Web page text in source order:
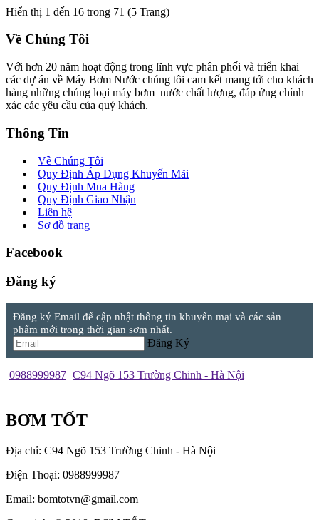
Hiển thị 1 đến 16 trong 71 (5 Trang)
Về Chúng Tôi
Với hơn 20 năm hoạt động trong lĩnh vực phân phối và triển khai
các dự án về Máy Bơm Nước chúng tôi cam kết mang tới cho khách
hàng những chủng loại máy bơm nước chất lượng, đáp ứng chính
xác các yêu cầu của quý khách.
Thông Tin
Về Chúng Tôi
Quy Định Áp Dụng Khuyến Mãi
Quy Định Mua Hàng
Quy Định Giao Nhận
Liên hệ
Sơ đồ trang
Facebook
Đăng ký
Đăng ký Email để cập nhật thông tin khuyến mại và các sản
phẩm mới trong thời gian sơm nhất.
Đăng Ký
0988999987 C94 Ngõ 153 Trường Chinh - Hà Nội
BƠM TỐT
Địa chỉ: C94 Ngõ 153 Trường Chinh - Hà Nội
Điện Thoại: 0988999987
Email: bomtotvn@gmail.com